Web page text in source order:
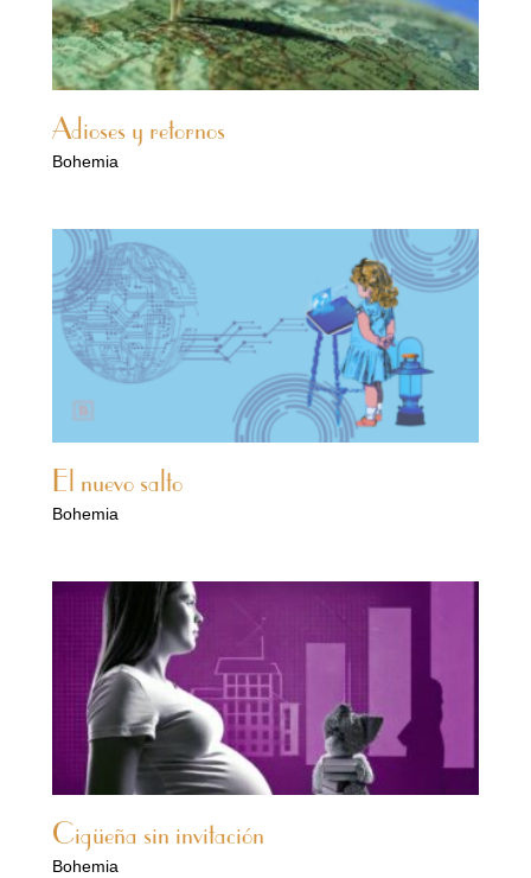
Adioses y retornos
Bohemia
El nuevo salto
Bohemia
Cigüeña sin invitación
Bohemia